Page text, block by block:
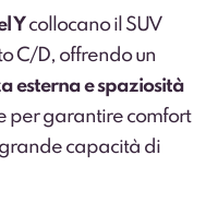
Y collocano il SUV
C/D, offrendo un
esterna e spaziosità
per garantire comfort
capacità di